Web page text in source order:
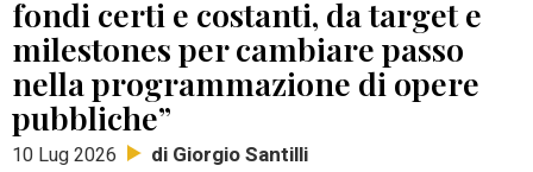
fondi certi e costanti, da target e
milestones per cambiare passo
nella programmazione di opere
pubbliche”
10 Lug 2026 di Giorgio Santilli